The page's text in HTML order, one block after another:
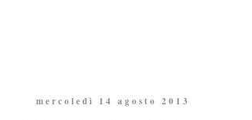
mercoledì 14 agosto 2013